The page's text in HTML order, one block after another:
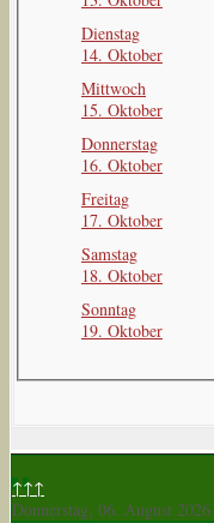
Dienstag
14. Oktober
Mittwoch
15. Oktober
Donnerstag
16. Oktober
Freitag
17. Oktober
Samstag
18. Oktober
Sonntag
19. Oktober
↑↑↑
Donnerstag, 06. August 2026